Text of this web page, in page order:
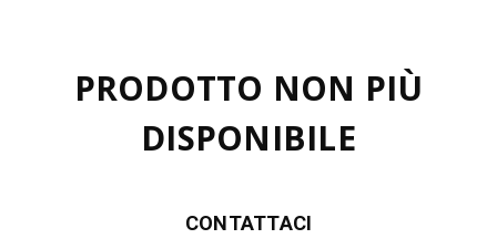
PRODOTTO NON PIÙ
DISPONIBILE
CONTATTACI